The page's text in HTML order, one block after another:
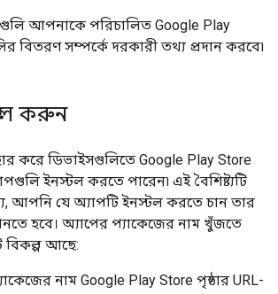
আপনাকে পরিচালিত Google Play
বিতরণ সম্পর্কে দরকারী তথ্য প্রদান করবে৷
করুন
করে ডিভাইসগুলিতে Google Play Store
ইনস্টল করতে পারেন৷ এই বৈশিষ্ট্যটি
আপনি যে অ্যাপটি ইনস্টল করতে চান তার
হবে। অ্যাপের প্যাকেজের নাম খুঁজতে
বিকল্প আছে:
নাম Google Play Store পৃষ্ঠার URL-